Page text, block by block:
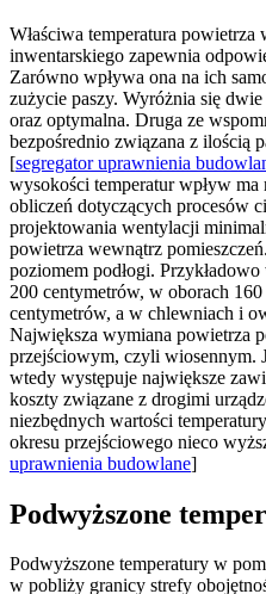
Właściwa temperatura powietrza
inwentarskiego zapewnia
Zarówno wpływa ona na ich
zużycie paszy. Wyróżnia się
oraz optymalna. Druga ze
bezpośrednio związana z ilością
[segregator uprawnienia
wysokości temperatur wpływ
obliczeń dotyczących procesów
projektowania wentylacji
powietrza wewnątrz
poziomem podłogi.
200 centymetrów, w oborach
centymetrów, a w chlewniach i
Największa wymiana powietrza
przejściowym, czyli wiosennym.
wtedy występuje największe
koszty związane z drogimi
niezbędnych wartości
okresu przejściowego nieco
uprawnienia budowlane]
Podwyższone
Podwyższone temperatury w
w pobliży granicy strefy